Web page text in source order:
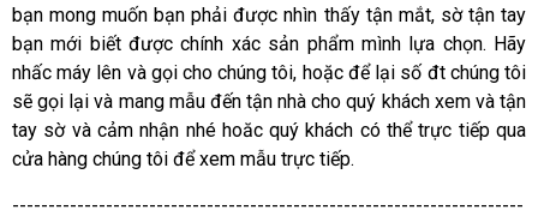
bạn mong muốn bạn phải được nhìn thấy tận mắt, sờ tận tay
bạn mới biết được chính xác sản phẩm mình lựa chọn. Hãy
nhấc máy lên và gọi cho chúng tôi, hoặc để lại số đt chúng tôi
sẽ gọi lại và mang mẫu đến tận nhà cho quý khách xem và tận
tay sờ và cảm nhận nhé hoăc quý khách có thể trực tiếp qua
cửa hàng chúng tôi để xem mẫu trực tiếp.
-----------------------------------------------------------------------